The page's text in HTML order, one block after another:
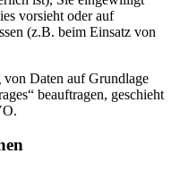
vorsieht oder auf
(z.B. beim Einsatz von
Daten auf Grundlage
beauftragen, geschieht